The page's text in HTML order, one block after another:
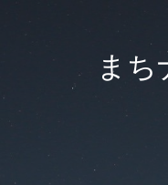
まち